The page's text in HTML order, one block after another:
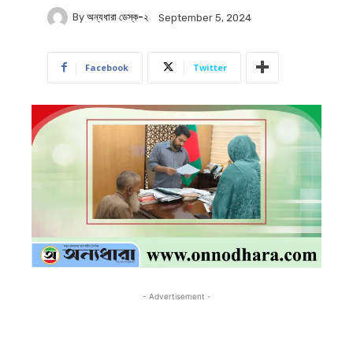
By অন্যধারা ডেস্ক-২ September 5, 2024
Facebook Twitter
- Advertisement -